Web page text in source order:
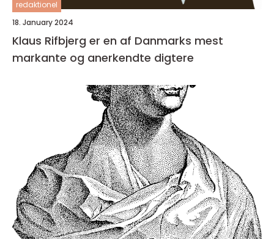
redaktionel
18. January 2024
Klaus Rifbjerg er en af Danmarks mest
markante og anerkendte digtere